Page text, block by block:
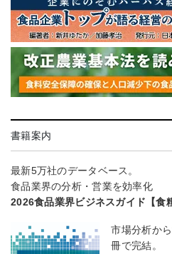
書籍案内
最新5万社のデータベース。
食品業界の分析・営業を効率化
2026食品業界ビジネスガイド【食
市場分析か
冊で完結。